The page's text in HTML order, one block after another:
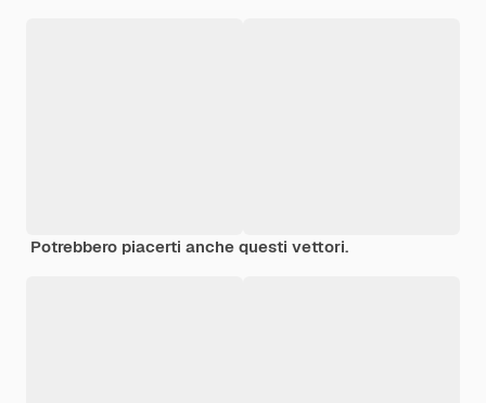
Potrebbero piacerti anche questi vettori.